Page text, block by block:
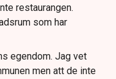
restaurangen.
som har
egendom. Jag vet
men att de inte